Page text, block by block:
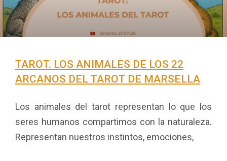
TAROT. LOS ANIMALES DE LOS 22
ARCANOS DEL TAROT DE MARSELLA
Los animales del tarot representan lo que los
seres humanos compartimos con la naturaleza.
Representan nuestros instintos, emociones,